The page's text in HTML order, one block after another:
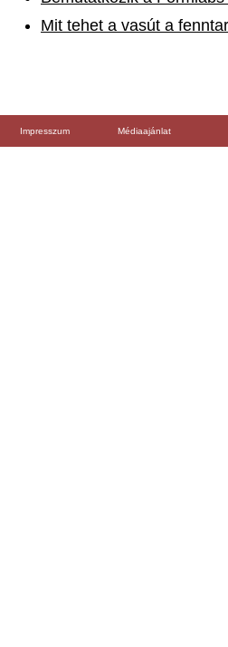
Mit tehet a vasút a
Impresszum Médiaajánlat